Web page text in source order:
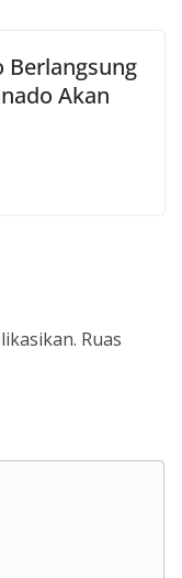
Berlangsung
Akan
Ruas